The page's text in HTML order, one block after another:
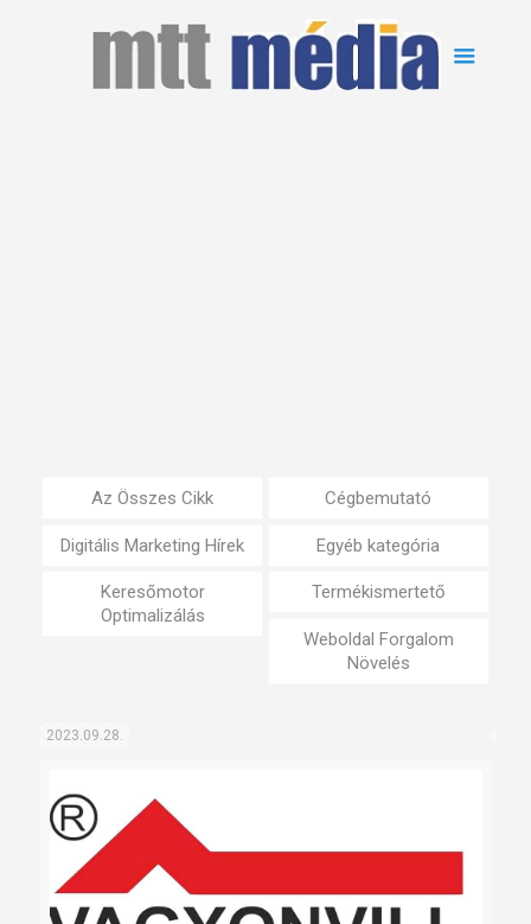
Az Összes Cikk Cégbemutató
Digitális Marketing Hírek Egyéb kategória
Keresőmotor
Optimalizálás
Termékismertető
Weboldal Forgalom
Növelés
2023.09.28.